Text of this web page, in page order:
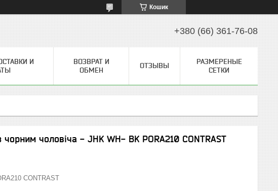
Кошик
+380 (66) 361-76-08
И
ВОЗВРАТ И
ОБМЕН
ОТЗЫВЫ
РАЗМЕРЕНЫЕ
СЕТКИ
чоловіча - JHK WH- BK PORA210 CONTRAST
CONTRAST